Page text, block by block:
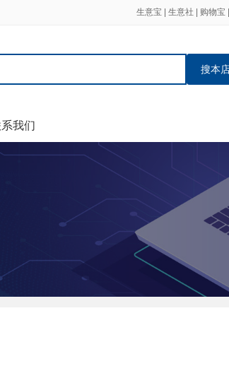
生意宝 生意社 购物宝
搜本
我们